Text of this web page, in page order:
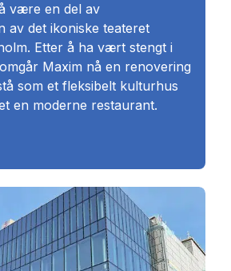
være en del av
av det ikoniske teateret
Etter å ha vært stengt i
Maxim nå en renovering
som et fleksibelt kulturhus
en moderne restaurant.